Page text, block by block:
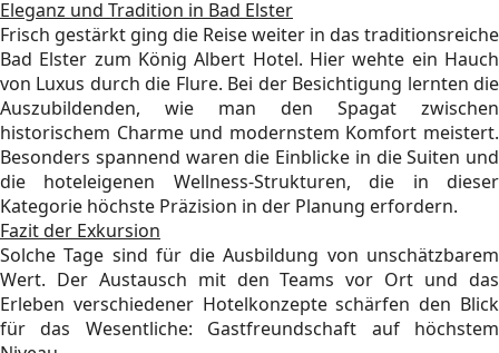
Eleganz und Tradition in Bad Elster
Frisch gestärkt ging die Reise weiter in das traditionsreiche
Bad Elster zum König Albert Hotel. Hier wehte ein Hauch
von Luxus durch die Flure. Bei der Besichtigung lernten die
Auszubildenden, wie man den Spagat zwischen
historischem Charme und modernstem Komfort meistert.
Besonders spannend waren die Einblicke in die Suiten und
die hoteleigenen Wellness-Strukturen, die in dieser
Kategorie höchste Präzision in der Planung erfordern.
Fazit der Exkursion
Solche Tage sind für die Ausbildung von unschätzbarem
Wert. Der Austausch mit den Teams vor Ort und das
Erleben verschiedener Hotelkonzepte schärfen den Blick
für das Wesentliche: Gastfreundschaft auf höchstem